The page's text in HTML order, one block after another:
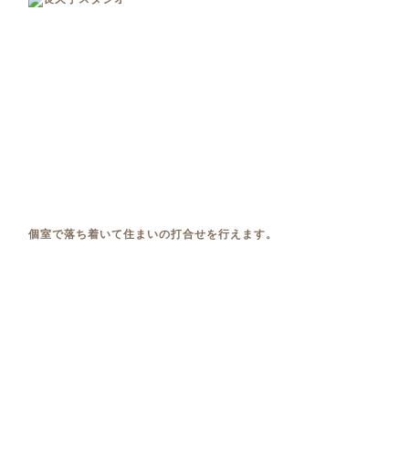
個室で落ち着いて住まいの打合せを行えます。